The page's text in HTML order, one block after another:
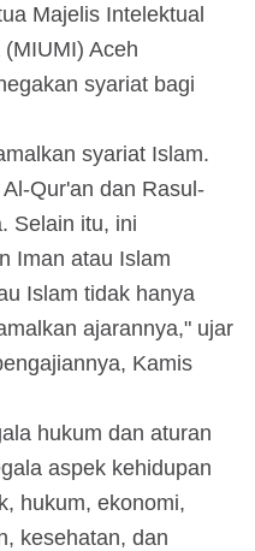
Majelis Intelektual
Aceh
syariat bagi
syariat Islam.
Qur'an dan Rasul-
Selain itu, ini
Iman atau Islam
Islam tidak hanya
ajarannya," ujar
Kamis
hukum dan aturan
aspek kehidupan
hukum, ekonomi,
kesehatan, dan